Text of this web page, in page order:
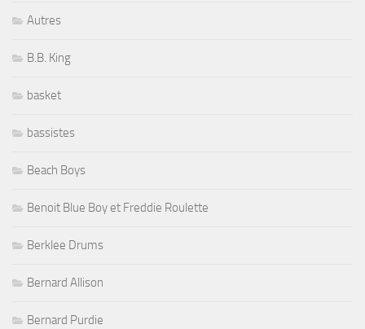
Autres
B.B. King
basket
bassistes
Beach Boys
Benoit Blue Boy et Freddie Roulette
Berklee Drums
Bernard Allison
Bernard Purdie